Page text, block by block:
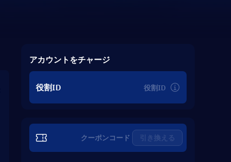
アカウントをチャージ
役割ID
引き換える